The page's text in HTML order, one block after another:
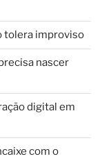
tolera improviso
nascer
digital em
com o